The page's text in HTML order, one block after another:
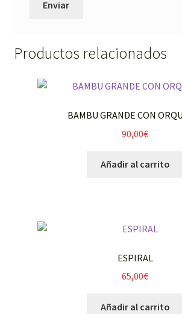
Productos relacionados
BAMBU GRANDE CON
90,00€
Añadir al carrito
ESPIRAL
65,00€
Añadir al carrito